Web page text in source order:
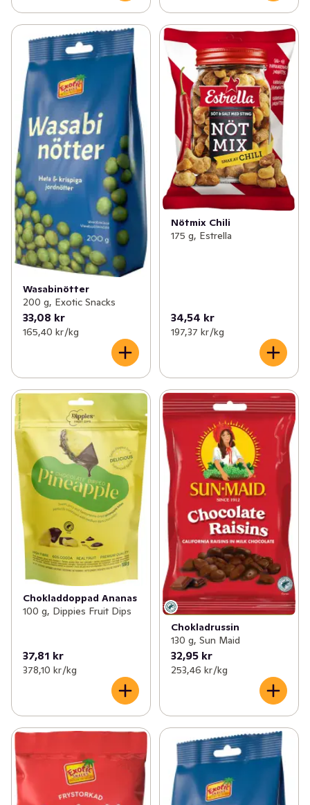
Wasabinötter
200 g, Exotic Snacks
33,08 kr
165,40 kr /kg
Nötmix Chili
175 g, Estrella
34,54 kr
197,37 kr /kg
Chokladdoppad Ananas
100 g, Dippies Fruit Dips
37,81 kr
378,10 kr /kg
Chokladrussin
130 g, Sun Maid
32,95 kr
253,46 kr /kg